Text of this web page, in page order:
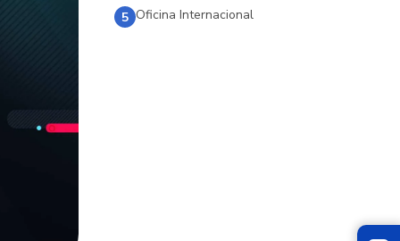
5 Oficina Internacional